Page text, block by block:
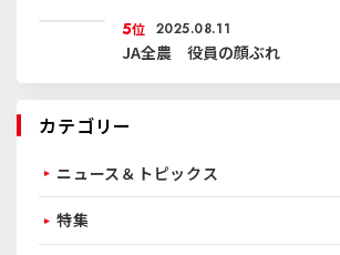
5位 2025.08.11
JA全農 役員の顔ぶれ
カテゴリー
ニュース＆トピックス
特集